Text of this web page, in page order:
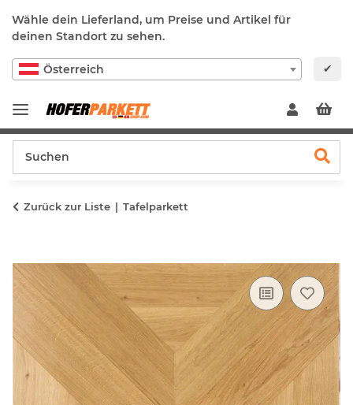
Wähle dein Lieferland, um Preise und Artikel für
deinen Standort zu sehen.
Österreich ✔
Zurück zur Liste Tafelparkett